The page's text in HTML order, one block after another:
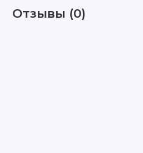
Отзывы (0)